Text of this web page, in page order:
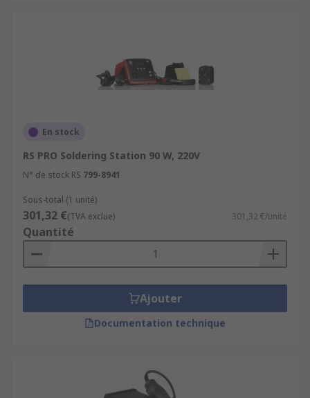
En stock
RS PRO Soldering Station 90 W, 220V
N° de stock RS 799-8941
Sous-total (1 unité)
301,32 €(TVA exclue) 301,32 €/unité
Quantité
Ajouter
Documentation technique